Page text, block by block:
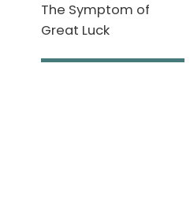
The Symptom of
Great Luck